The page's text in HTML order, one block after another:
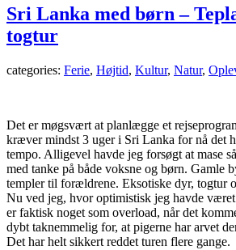
Sri Lanka med børn –
togtur
categories: Ferie, Højtid, Kultur, Natur,
Det er møgsvært at planlægge et
kræver mindst 3 uger i Sri Lanka for nå det
tempo. Alligevel havde jeg forsøgt at mase
med tanke på både voksne og børn. Gamle
templer til forældrene. Eksotiske dyr, togtur
Nu ved jeg, hvor optimistisk jeg havde
er faktisk noget som overload, når det
dybt taknemmelig for, at pigerne har arvet
Det har helt sikkert reddet turen flere gange.